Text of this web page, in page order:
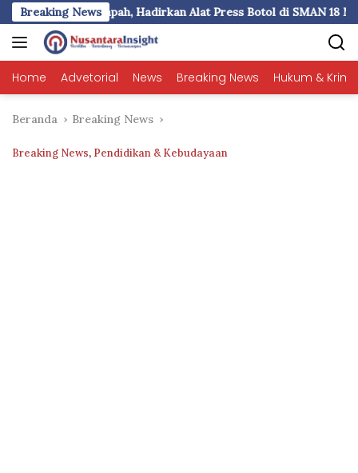
Langsung
ke
konten
Breaking News
Alat Press Botol di SMAN 18 Makassar Pemkot
Home Advetorial News Breaking News Hukum &
Beranda Breaking News
Breaking News, Pendidikan & Kebudayaan